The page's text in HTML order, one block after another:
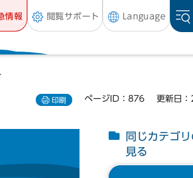
情報 閲覧サポート Language
印刷 ページID：876 更新日
同じカテゴ
見る